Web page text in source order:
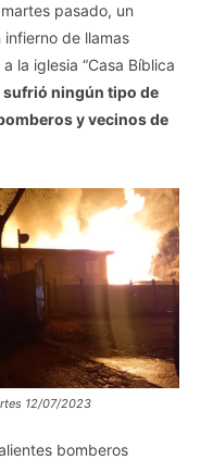
pasado, un
de llamas
la iglesia “Casa Bíblica
ningún tipo de
y vecinos de
12/07/2023
bomberos